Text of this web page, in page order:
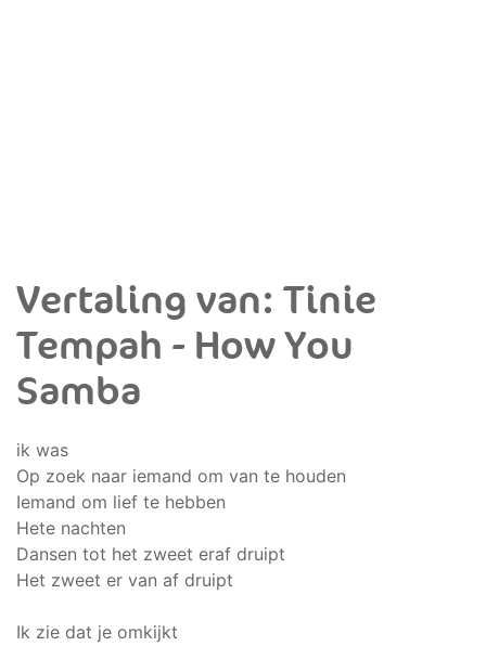
Vertaling van: Tinie
Tempah - How You
Samba
ik was
Op zoek naar iemand om van te houden
Iemand om lief te hebben
Hete nachten
Dansen tot het zweet eraf druipt
Het zweet er van af druipt
Ik zie dat je omkijkt